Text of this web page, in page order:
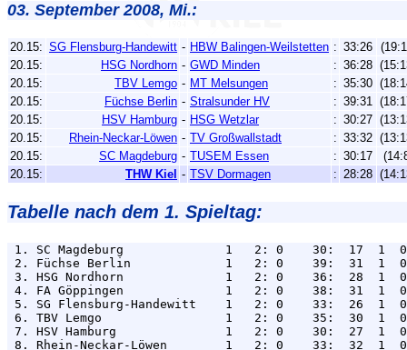
03. September 2008, Mi.:
20.15: SG Flensburg-Handewitt - HBW Balingen-Weilstetten : 33:26
20.15:
HSG Nordhorn - GWD Minden : 36:28
20.15:
TBV Lemgo - MT Melsungen : 35:30
20.15:
Füchse Berlin - Stralsunder HV : 39:31
20.15:
HSV Hamburg - HSG Wetzlar : 30:27
20.15:
Rhein-Neckar-Löwen - TV Großwallstadt : 33:32
20.15:
SC Magdeburg - TUSEM Essen : 30:17
20.15:
THW Kiel - TSV Dormagen : 28:28
Tabelle nach dem 1. Spieltag:
1. SC Magdeburg              1   2: 0    30:  17  1
2. Füchse Berlin             1   2: 0    39:  31  1
3. HSG Nordhorn              1   2: 0    36:  28  1
4. FA Göppingen              1   2: 0    38:  31  1
5. SG Flensburg-Handewitt    1   2: 0    33:  26  1
6. TBV Lemgo                 1   2: 0    35:  30  1
7. HSV Hamburg               1   2: 0    30:  27  1